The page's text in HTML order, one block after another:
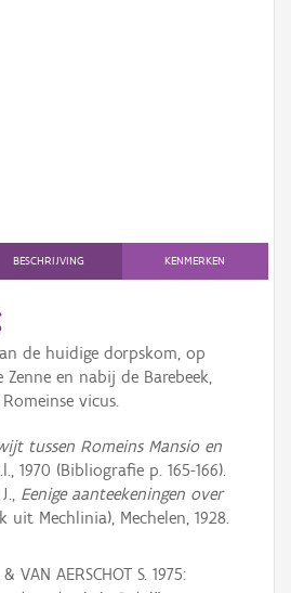
BESCHRIJVING KENMERKEN
de huidige dorpskom, op
en nabij de Barebeek,
vicus.
tussen Romeins Mansio en
1970 (Bibliografie p. 165-166).
Eenige aanteekeningen over
uit Mechlinia), Mechelen, 1928.
VAN AERSCHOT S. 1975: